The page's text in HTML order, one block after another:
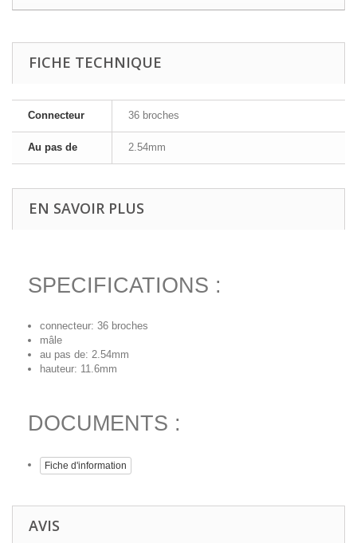
FICHE TECHNIQUE
Connecteur 36 broches
Au pas de 2.54mm
EN SAVOIR PLUS
SPECIFICATIONS :
connecteur: 36 broches
mâle
au pas de: 2.54mm
hauteur: 11.6mm
DOCUMENTS :
Fiche d'information
AVIS